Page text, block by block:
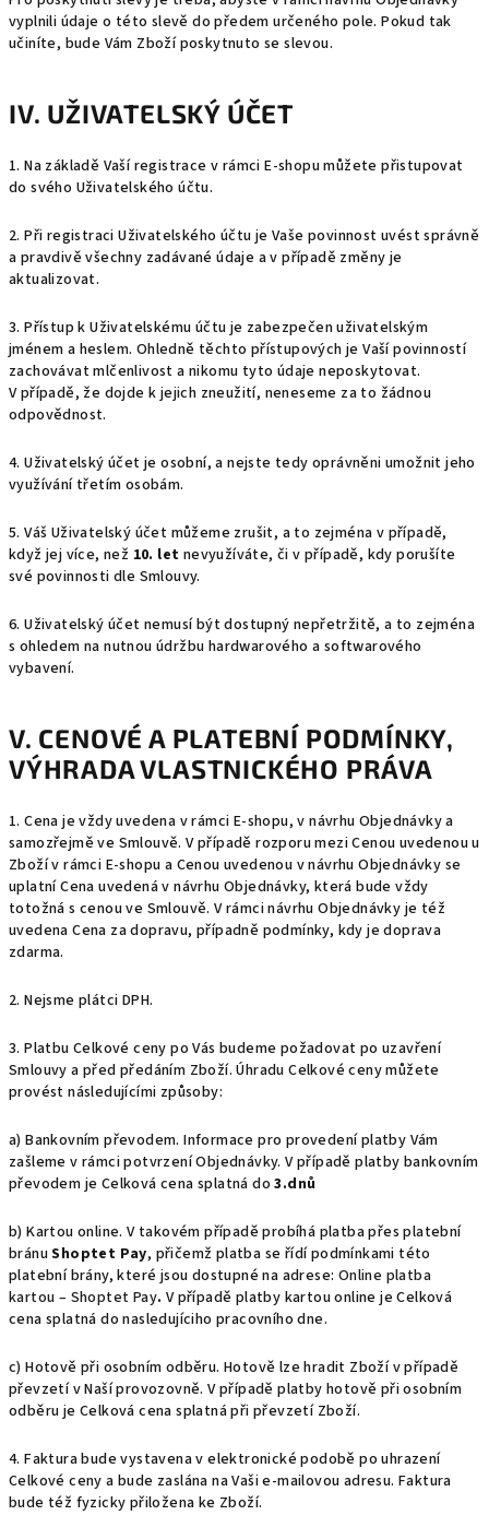
vyplnili údaje o této slevě do předem určeného pole. Pokud tak
učiníte, bude Vám Zboží poskytnuto se slevou.
IV. UŽIVATELSKÝ ÚČET
1. Na základě Vaší registrace v rámci E-shopu můžete přistupovat
do svého Uživatelského účtu.
2. Při registraci Uživatelského účtu je Vaše povinnost uvést správně
a pravdivě všechny zadávané údaje a v případě změny je
aktualizovat.
3. Přístup k Uživatelskému účtu je zabezpečen uživatelským
jménem a heslem. Ohledně těchto přístupových je Vaší povinností
zachovávat mlčenlivost a nikomu tyto údaje neposkytovat.
V případě, že dojde k jejich zneužití, neneseme za to žádnou
odpovědnost.
4. Uživatelský účet je osobní, a nejste tedy oprávněni umožnit jeho
využívání třetím osobám.
5. Váš Uživatelský účet můžeme zrušit, a to zejména v případě,
když jej více, než 10. let nevyužíváte, či v případě, kdy porušíte
své povinnosti dle Smlouvy.
6. Uživatelský účet nemusí být dostupný nepřetržitě, a to zejména
s ohledem na nutnou údržbu hardwarového a softwarového
vybavení.
V. CENOVÉ A PLATEBNÍ PODMÍNKY,
VÝHRADA VLASTNICKÉHO PRÁVA
1. Cena je vždy uvedena v rámci E-shopu, v návrhu Objednávky a
samozřejmě ve Smlouvě. V případě rozporu mezi Cenou uvedenou u
Zboží v rámci E-shopu a Cenou uvedenou v návrhu Objednávky se
uplatní Cena uvedená v návrhu Objednávky, která bude vždy
totožná s cenou ve Smlouvě. V rámci návrhu Objednávky je též
uvedena Cena za dopravu, případně podmínky, kdy je doprava
zdarma.
2. Nejsme plátci DPH.
3. Platbu Celkové ceny po Vás budeme požadovat po uzavření
Smlouvy a před předáním Zboží. Úhradu Celkové ceny můžete
provést následujícími způsoby:
a) Bankovním převodem. Informace pro provedení platby Vám
zašleme v rámci potvrzení Objednávky. V případě platby bankovním
převodem je Celková cena splatná do3.dnů
b) Kartou online. V takovém případě probíhá platba přes platební
bránuShoptet Pay, přičemž platba se řídí podmínkami této
platební brány, které jsou dostupné na adrese: Online platba
kartou – Shoptet Pay. V případě platby kartou online je Celková
cena splatná do nasledujíciho pracovního dne.
c) Hotově při osobním odběru. Hotově lze hradit Zboží v případě
převzetí v Naší provozovně. V případě platby hotově při osobním
odběru je Celková cena splatná při převzetí Zboží.
4. Faktura bude vystavena v elektronické podobě po uhrazení
Celkové ceny a bude zaslána na Vaši e-mailovou adresu. Faktura
bude též fyzicky přiložena ke Zboží.